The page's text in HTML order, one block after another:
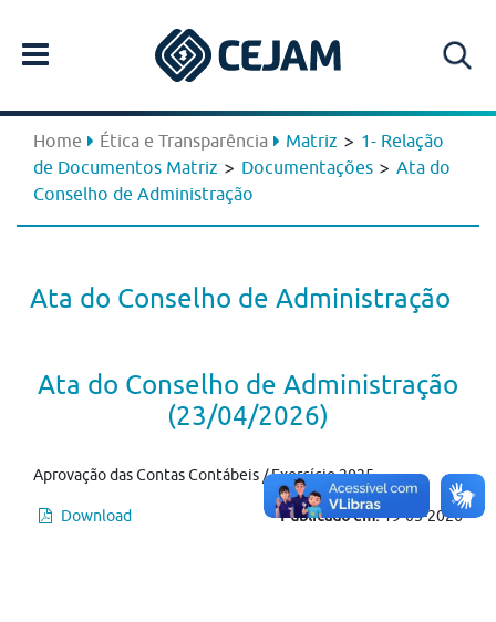
Home Ética e Transparência Matriz > 1- Relação
de Documentos Matriz > Documentações > Ata do
Conselho de Administração
Ata do Conselho de Administração
Ata do Conselho de Administração
(23/04/2026)
Aprovação das Contas Contábeis / Exercício 2025
Download Publicado em:19-05-2026